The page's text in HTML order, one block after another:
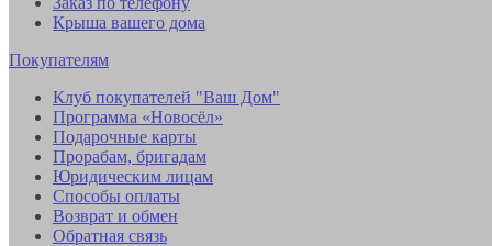
Крыша вашего дома
Покупателям
Клуб покупателей "Ваш Дом"
Программа «Новосёл»
Подарочные карты
Прорабам, бригадам
Юридическим лицам
Способы оплаты
Возврат и обмен
Обратная связь